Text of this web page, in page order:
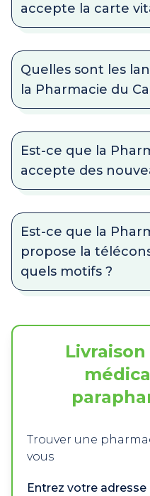
accepte la carte
Quelles sont les
la Pharmacie du
Est-ce que la
accepte des
Est-ce que la
propose la
quels motifs ?
Trouver une
vous
Entrez votre adresse